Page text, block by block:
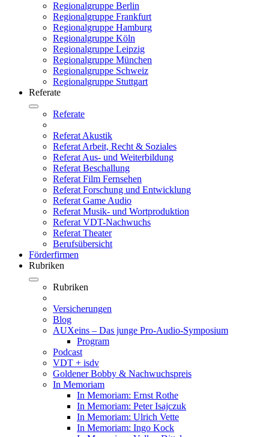
Regionalgruppe Berlin
Regionalgruppe Frankfurt
Regionalgruppe Hamburg
Regionalgruppe Köln
Regionalgruppe Leipzig
Regionalgruppe München
Regionalgruppe Schweiz
Regionalgruppe Stuttgart
Referate
Referate
Referat Akustik
Referat Arbeit, Recht & Soziales
Referat Aus- und Weiterbildung
Referat Beschallung
Referat Film Fernsehen
Referat Forschung und Entwicklung
Referat Game Audio
Referat Musik- und Wortproduktion
Referat VDT-Nachwuchs
Referat Theater
Berufsübersicht
Förderfirmen
Rubriken
Rubriken
Versicherungen
Blog
AUXeins – Das junge Pro-Audio-Symposium
Program
Podcast
VDT + isdv
Goldener Bobby & Nachwuchspreis
In Memoriam
In Memoriam: Ernst Rothe
In Memoriam: Peter Isajczuk
In Memoriam: Ulrich Vette
In Memoriam: Ingo Kock